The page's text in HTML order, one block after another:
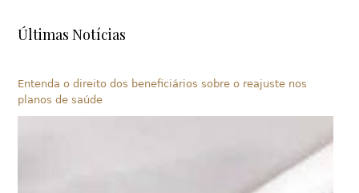
Últimas Notícias
Entenda o direito dos beneficiários sobre o reajuste nos
planos de saúde